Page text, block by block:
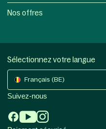
Nos offres
Sélectionnez votre langue
Français (BE)
Suivez-nous